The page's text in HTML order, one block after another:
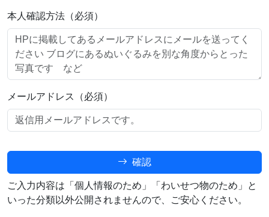
本人確認方法（必須）
メールアドレス（必須）
確認
ご入力内容は「個人情報のため」「わいせつ物のため」と
いった分類以外公開されませんので、ご安心ください。